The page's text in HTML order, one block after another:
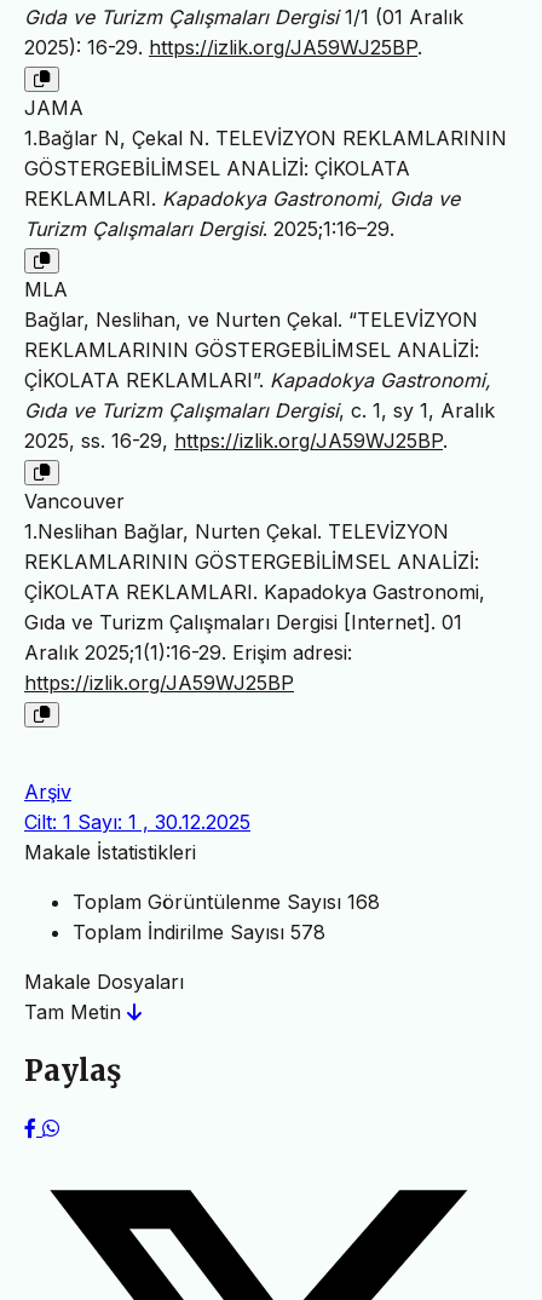
Gıda ve Turizm Çalışmaları Dergisi1/1 (01 Aralık
2025): 16-29. https://izlik.org/JA59WJ25BP.
JAMA
1.Bağlar N, Çekal N. TELEVİZYON REKLAMLARININ
GÖSTERGEBİLİMSEL ANALİZİ: ÇİKOLATA
REKLAMLARI. Kapadokya Gastronomi, Gıda ve
Turizm Çalışmaları Dergisi. 2025;1:16–29.
MLA
Bağlar, Neslihan, ve Nurten Çekal. “TELEVİZYON
REKLAMLARININ GÖSTERGEBİLİMSEL ANALİZİ:
ÇİKOLATA REKLAMLARI”. Kapadokya Gastronomi,
Gıda ve Turizm Çalışmaları Dergisi, c. 1, sy 1, Aralık
2025, ss. 16-29, https://izlik.org/JA59WJ25BP.
Vancouver
1.Neslihan Bağlar, Nurten Çekal. TELEVİZYON
REKLAMLARININ GÖSTERGEBİLİMSEL ANALİZİ:
ÇİKOLATA REKLAMLARI. Kapadokya Gastronomi,
Gıda ve Turizm Çalışmaları Dergisi [Internet]. 01
Aralık 2025;1(1):16-29. Erişim adresi:
https://izlik.org/JA59WJ25BP
Arşiv
Cilt: 1 Sayı: 1 , 30.12.2025
Makale İstatistikleri
Toplam Görüntülenme Sayısı 168
Toplam İndirilme Sayısı 578
Makale Dosyaları
Tam Metin
Paylaş